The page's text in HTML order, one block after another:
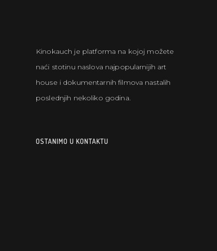
Kinokauch je platforma na kojoj možete
naći stotinu naslova najpopularnijih art
house i dokumentarnih filmova nastalih
poslednjih nekoliko godina.
OSTANIMO U KONTAKTU